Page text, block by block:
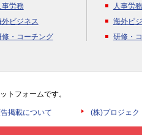
事労務
外ビジネス
修・コーチング
人事労務
海外ビ
研修・
トフォームです。
掲載について (株)プロジェク